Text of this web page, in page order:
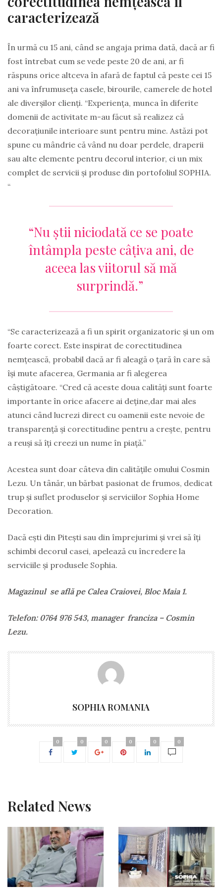
caracterizează
În urmă cu 15 ani, când se angaja prima dată, dacă ar fi
fost întrebat cum se vede peste 20 de ani, ar fi
răspuns orice altceva în afară de faptul că peste cei 15
ani va înfrumuseța casele, birourile, camerele de hotel
ale diverșilor clienți. “Experiența, munca în diferite
domenii de activitate m-au făcut să realizez că
decorațiunile interioare sunt pentru mine. Astăzi pot
spune cu mândrie că vând nu doar perdele, draperii
sau alte elemente pentru decorul interior, ci un mix
complet de servicii și produse din portofoliul SOPHIA.
“
“Nu știi niciodată ce se poate
întâmpla peste câțiva ani, de
aceea las viitorul să mă
surprindă.”
“Se caracterizează a fi un spirit organizatoric și un om
foarte corect. Este inspirat de corectitudinea
nemțească, probabil dacă ar fi aleagă o țară în care să
își mute afacerea, Germania ar fi alegerea
câștigătoare. “Cred că aceste doua calități sunt foarte
importante în orice afacere ai deține,dar mai ales
atunci când lucrezi direct cu oamenii este nevoie de
transparență și corectitudine pentru a crește, pentru
a reuși să îți creezi un nume în piață.”
Acestea sunt doar câteva din calitățile omului Cosmin
Lezu. Un tânăr, un bărbat pasionat de frumos, dedicat
trup și suflet produselor și serviciilor Sophia Home
Decoration.
Dacă ești din Pitești sau din împrejurimi și vrei să îți
schimbi decorul casei, apelează cu încredere la
serviciile și produsele Sophia.
Magazinul se află pe Calea Craiovei, Bloc Maia 1.
Telefon: 0764 976 543, manager franciza – Cosmin
Lezu.
SOPHIA ROMANIA
0 0 0 0 0 0
Related News